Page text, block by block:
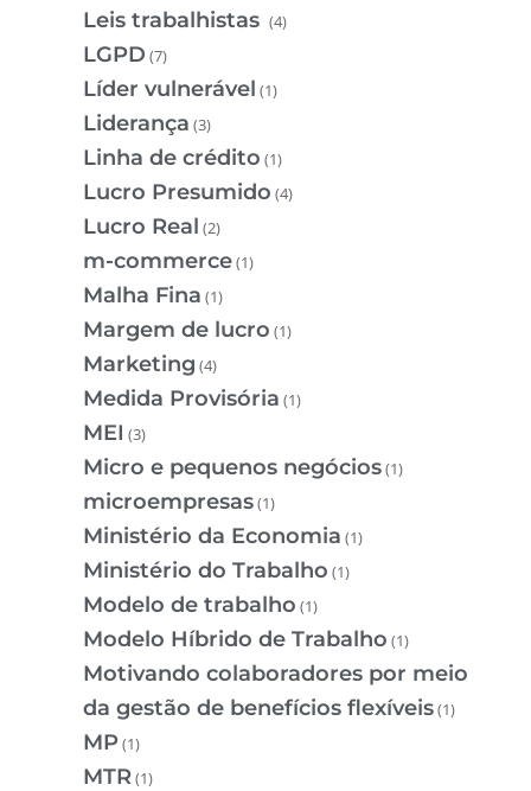
Leis trabalhistas (4)
LGPD (7)
Líder vulnerável (1)
Liderança (3)
Linha de crédito (1)
Lucro Presumido (4)
Lucro Real (2)
m-commerce(1)
Malha Fina (1)
Margem de lucro (1)
Marketing (4)
Medida Provisória (1)
MEI (3)
Micro e pequenos negócios(1)
microempresas(1)
Ministério da Economia (1)
Ministério do Trabalho (1)
Modelo de trabalho (1)
Modelo Híbrido de Trabalho (1)
Motivando colaboradores por meio
da gestão de benefícios flexíveis(1)
MP(1)
MTR(1)